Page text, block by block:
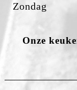
Zondag
Onze